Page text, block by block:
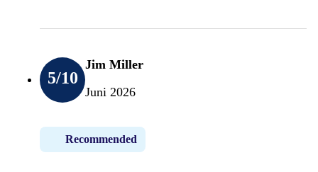
5/10
Jim Miller
Juni 2026
Recommended